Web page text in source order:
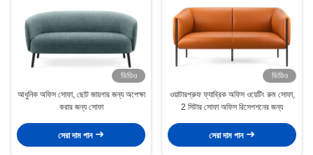
ভিডিও
আধুনিক অফিস সোফা, ছোট জায়গার জন্য অপেক্ষা
করার জন্য সোফা
সেরা দাম পান
ভিডিও
ওয়াটারপ্রুফ ফ্যাব্রিক অফিস ওয়েটিং রুম সোফা,
2 সিটার সোফা অফিস রিসেপশনের জন্য
সেরা দাম পান